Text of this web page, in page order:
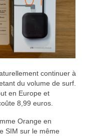
continuer à
du volume de surf.
en Europe et
8,99 euros.
Orange en
SIM sur le même